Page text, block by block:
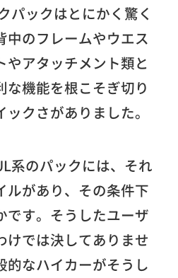
パックはとにかく驚く
中のフレームやウエス
やアタッチメント類と
な機能を根こそぎ切り
クさがありました。
系のパックには、それ
ルがあり、その条件下
です。そうしたユーザ
けでは決してありませ
的なハイカーがそうし